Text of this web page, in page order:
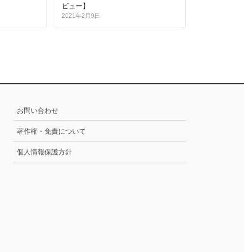
ビュー】
2021年2月9日
お問い合わせ
著作権・免責について
個人情報保護方針